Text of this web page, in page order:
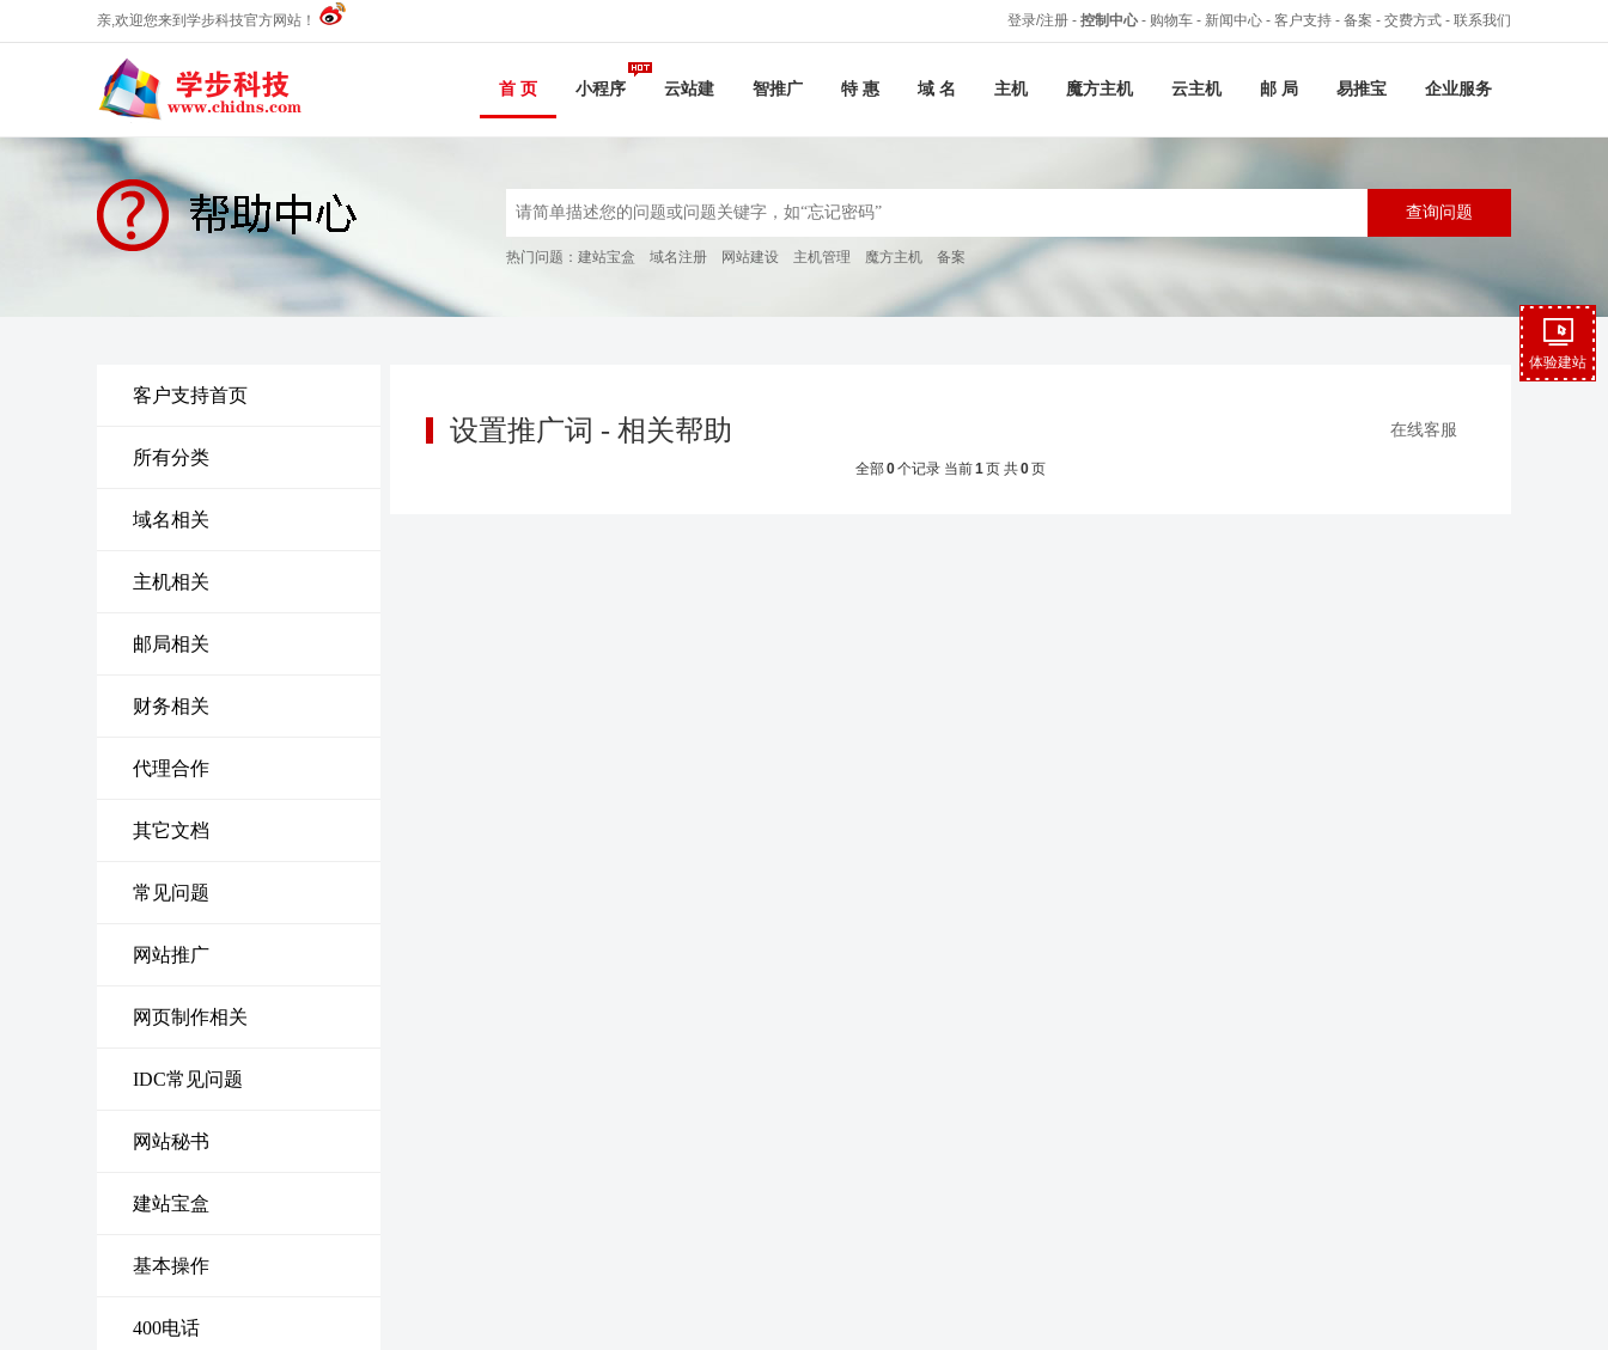
亲,欢迎您来到学步科技官方网站！ 登录/注册 - 控制中心 - 购物车 - 新闻中心 - 客户支持 - 备案 - 交费方式 - 联系我们
首 页 小程序 云站建 智推广 特 惠 域 名 主机 魔方主机 云主机 邮 局 易推宝 企业服务
热门问题： 建站宝盒 域名注册 网站建设 主机管理 魔方主机 备案
客户支持首页
所有分类
域名相关
主机相关
邮局相关
财务相关
代理合作
其它文档
常见问题
网站推广
网页制作相关
IDC常见问题
网站秘书
建站宝盒
基本操作
400电话
设置推广词 - 相关帮助 在线客服
全部0个记录 当前1页 共0页
体验建站